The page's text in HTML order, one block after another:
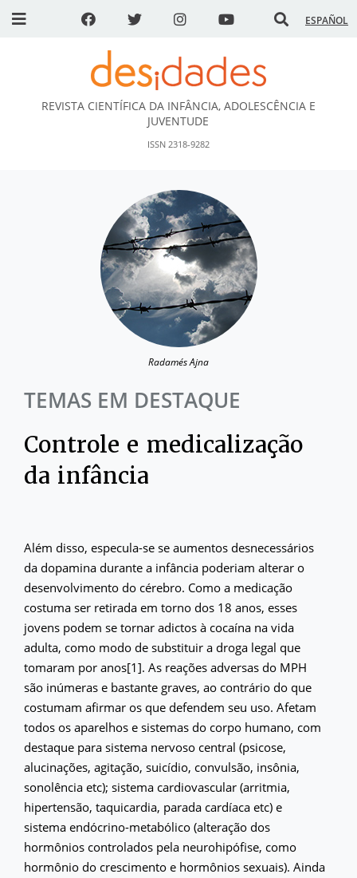
ESPAÑOL
DESidades
REVISTA CIENTÍFICA DA INFÂNCIA, ADOLESCÊNCIA E
JUVENTUDE
ISSN 2318-9282
Radamés Ajna
TEMAS EM DESTAQUE
Controle e medicalização
da infância
Além disso, especula-se se aumentos desnecessários
da dopamina durante a infância poderiam alterar o
desenvolvimento do cérebro. Como a medicação
costuma ser retirada em torno dos 18 anos, esses
jovens podem se tornar adictos à cocaína na vida
adulta, como modo de substituir a droga legal que
tomaram por anos[1]. As reações adversas do MPH
são inúmeras e bastante graves, ao contrário do que
costumam afirmar os que defendem seu uso. Afetam
todos os aparelhos e sistemas do corpo humano, com
destaque para sistema nervoso central (psicose,
alucinações, agitação, suicídio, convulsão, insônia,
sonolência etc); sistema cardiovascular (arritmia,
hipertensão, taquicardia, parada cardíaca etc) e
sistema endócrino-metabólico (alteração dos
hormônios controlados pela neurohipófise, como
hormônio do crescimento e hormônios sexuais). Ainda